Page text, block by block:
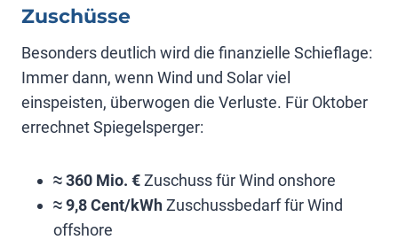
Zuschüsse
Besonders deutlich wird die finanzielle Schieflage:
Immer dann, wenn Wind und Solar viel
einspeisten, überwogen die Verluste. Für Oktober
errechnet Spiegelsperger:
≈ 360 Mio. €Zuschuss für Wind onshore
≈ 9,8 Cent/kWhZuschussbedarf für Wind
offshore